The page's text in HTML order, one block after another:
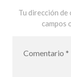
Tu dirección
campos